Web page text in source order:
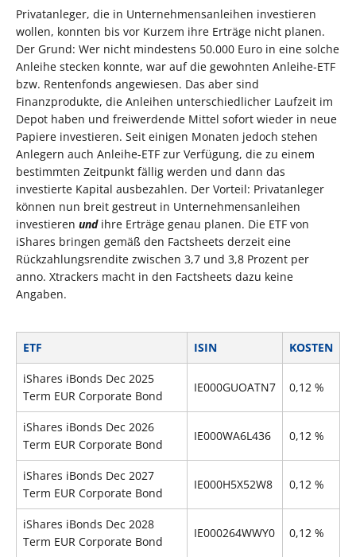
Privatanleger, die in Unternehmensanleihen investieren
wollen, konnten bis vor Kurzem ihre Erträge nicht planen.
Der Grund: Wer nicht mindestens 50.000 Euro in eine solche
Anleihe stecken konnte, war auf die gewohnten Anleihe-ETF
bzw. Rentenfonds angewiesen. Das aber sind
Finanzprodukte, die Anleihen unterschiedlicher Laufzeit im
Depot haben und freiwerdende Mittel sofort wieder in neue
Papiere investieren. Seit einigen Monaten jedoch stehen
Anlegern auch Anleihe-ETF zur Verfügung, die zu einem
bestimmten Zeitpunkt fällig werden und dann das
investierte Kapital ausbezahlen. Der Vorteil: Privatanleger
können nun breit gestreut in Unternehmensanleihen
investieren undihre Erträge genau planen. Die ETF von
iShares bringen gemäß den Factsheets derzeit eine
Rückzahlungsrendite zwischen 3,7 und 3,8 Prozent per
anno. Xtrackers macht in den Factsheets dazu keine
Angaben.
ETF ISIN KOSTEN
iShares iBonds Dec 2025
Term EUR Corporate Bond
IE000GUOATN7 0,12 %
iShares iBonds Dec 2026
Term EUR Corporate Bond
IE000WA6L436 0,12 %
iShares iBonds Dec 2027
Term EUR Corporate Bond
IE000H5X52W8 0,12 %
iShares iBonds Dec 2028
Term EUR Corporate Bond
IE000264WWY0 0,12 %